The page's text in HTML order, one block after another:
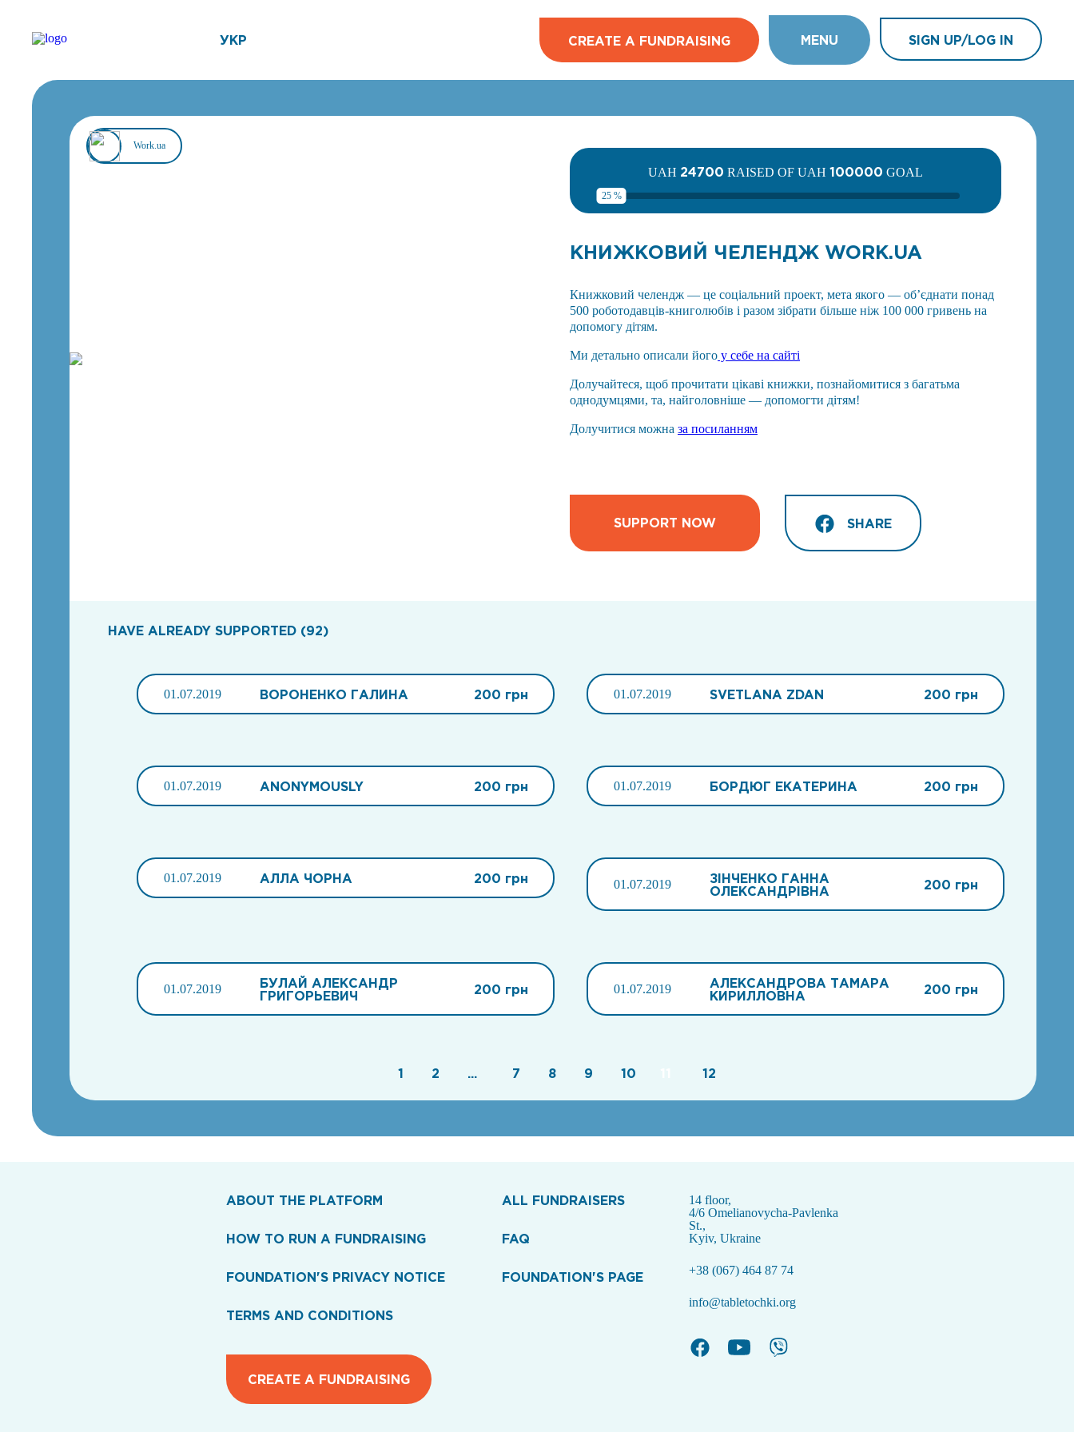
УКР CREATE A FUNDRAISING MENU SIGN UP/LOG IN
Work.ua
UAH 24700 RAISED OF UAH 100000 GOAL
25 %
КНИЖКОВИЙ ЧЕЛЕНДЖ WORK.UA
Книжковий челендж — це соціальний проект, мета якого — об’єднати понад
500 роботодавців-книголюбів і разом зібрати більше ніж 100 000 гривень на
допомогу дітям.
Ми детально описали його у себе на сайті
Долучайтеся, щоб прочитати цікаві книжки, познайомитися з багатьма
однодумцями, та, найголовніше — допомогти дітям!
Долучитися можна за посиланням
SUPPORT NOW SHARE
HAVE ALREADY SUPPORTED (92)
01.07.2019 ВОРОНЕНКО ГАЛИНА 200 грн 01.07.2019 SVETLANA ZDAN 200 грн
01.07.2019 ANONYMOUSLY 200 грн 01.07.2019 БОРДЮГ ЕКАТЕРИНА 200 грн
01.07.2019 АЛЛА ЧОРНА 200 грн 01.07.2019
ЗІНЧЕНКО ГАННА
ОЛЕКСАНДРІВНА
200 грн
01.07.2019
БУЛАЙ АЛЕКСАНДР
ГРИГОРЬЕВИЧ
200 грн 01.07.2019
АЛЕКСАНДРОВА ТАМАРА
КИРИЛЛОВНА
200 грн
1 2 ... 7 8 9 10 12
ABOUT THE PLATFORM
HOW TO RUN A FUNDRAISING
FOUNDATION'S PRIVACY NOTICE
TERMS AND CONDITIONS
CREATE A FUNDRAISING
ALL FUNDRAISERS
FAQ
FOUNDATION'S PAGE
14 floor,
4/6 Omelianovycha-Pavlenka
St.,
Kyiv, Ukraine
+38 (067) 464 87 74
info@tabletochki.org